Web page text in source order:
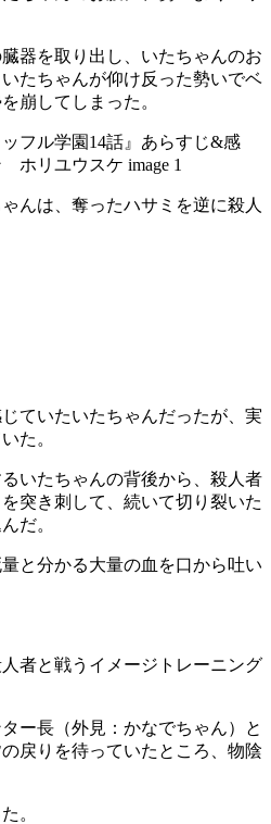
器を取り出し、いたちゃんのお
たちゃんが仰け反った勢いでベ
崩してしまった。
んは、奪ったハサミを逆に殺人
ていたいたちゃんだったが、実
た。
いたちゃんの背後から、殺人者
突き刺して、続いて切り裂いた
だ。
と分かる大量の血を口から吐い
者と戦うイメージトレーニング
ー長（外見：かなでちゃん）と
戻りを待っていたところ、物陰
。